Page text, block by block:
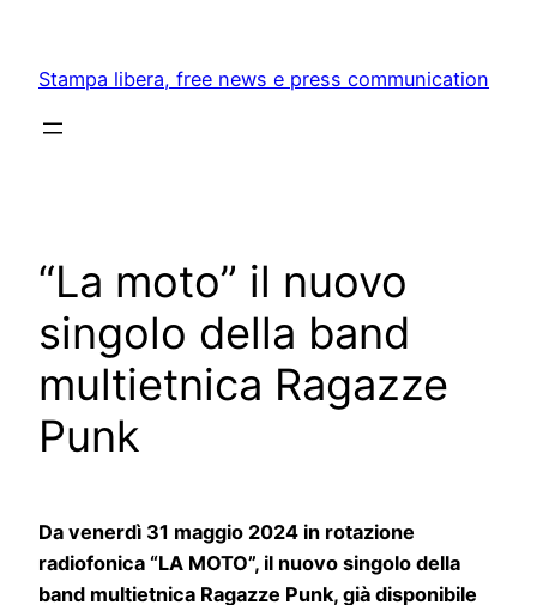
content
Stampa libera, free news e press communication
“La moto” il nuovo
singolo della band
multietnica Ragazze
Punk
Da venerdì 31 maggio 2024 in rotazione
radiofonica “LA MOTO”, il nuovo singolo della
band multietnica Ragazze Punk, già disponibile